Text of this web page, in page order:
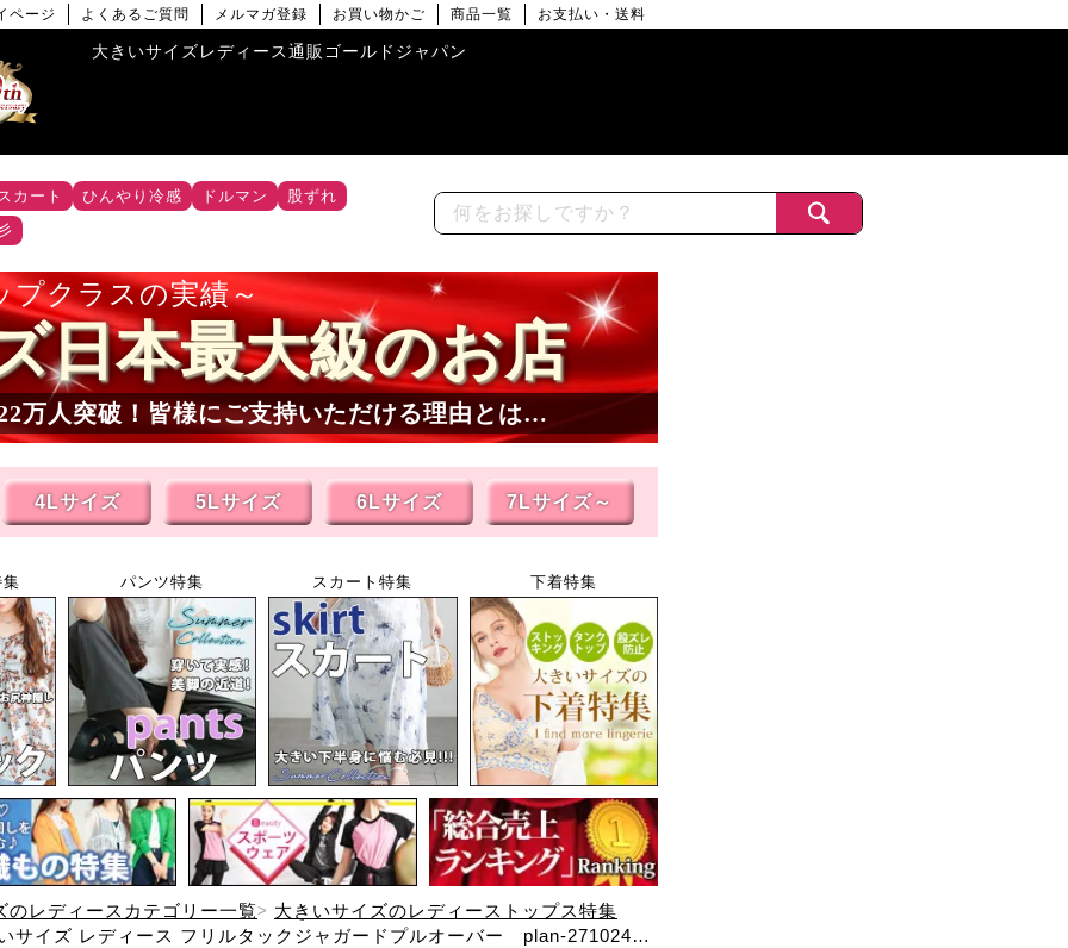
ページ よくあるご質問 メルマガ登録 お買い物かご 商品一覧 お支払い・送料
大きいサイズレディース通販ゴールドジャパン
カート ひんやり冷感 ドルマン
股ずれ
プクラスの実績
日本最大級のお店
万人突破！皆様にご支持いただける理由とは…
4Lサイズ 5Lサイズ 6Lサイズ 7Lサイズ～
パンツ特集 スカート特集 下着特集
のレディースカテゴリー一覧
大きいサイズのレディーストップス特集
サイズ レディース フリルタックジャガードプルオーバー plan-271024